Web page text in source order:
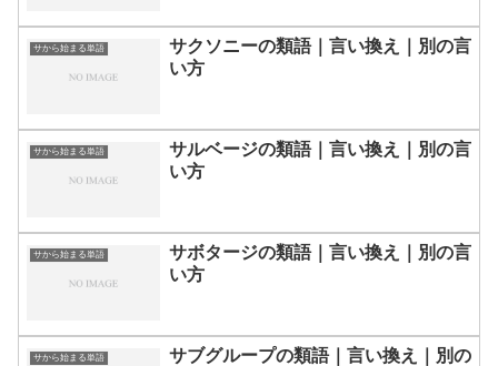
サから始まる単語
サクソニーの類語｜言い換え｜別の言
い方
サから始まる単語
サルベージの類語｜言い換え｜別の言
い方
サから始まる単語
サボタージの類語｜言い換え｜別の言
い方
サから始まる単語
サブグループの類語｜言い換え｜別の